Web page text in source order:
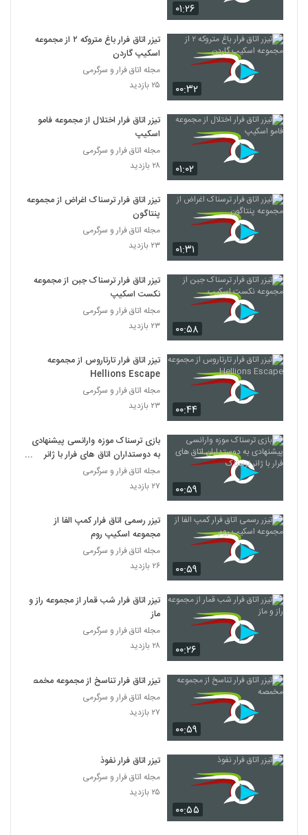
۰۱:۲۶
۰۰:۳۲
تیزر اتاق فرار باغ متروکه ۲ از مجموعه
اسکیپ گاردن
مجله اتاق فرار و سرگرمی
۲۵ بازدید
۰۱:۰۲
تیزر اتاق فرار اختلال از مجموعه فامو
اسکیپ
مجله اتاق فرار و سرگرمی
۲۸ بازدید
۰۱:۳۱
تیزر اتاق فرار ترسناک اغراض از مجموعه
پنتاگون
مجله اتاق فرار و سرگرمی
۲۳ بازدید
۰۰:۵۸
تیزر اتاق فرار ترسناک جبن از مجموعه
نکست اسکیپ
مجله اتاق فرار و سرگرمی
۲۳ بازدید
۰۰:۴۴
تیزر اتاق فرار تارتاروس از مجموعه
Hellions Escape
مجله اتاق فرار و سرگرمی
۲۳ بازدید
۰۰:۵۹
بازی ترسناک موزه وارانسی پیشنهادی
به دوستداران اتاق های فرار با ژانر
ترسناک
مجله اتاق فرار و سرگرمی
۲۷ بازدید
۰۰:۵۹
تیزر رسمی اتاق فرار کمپ الفا از
مجموعه اسکیپ روم
مجله اتاق فرار و سرگرمی
۲۶ بازدید
۰۰:۲۶
تیزر اتاق فرار شب قمار از مجموعه راز و
ماز
مجله اتاق فرار و سرگرمی
۲۸ بازدید
۰۰:۵۹
تیزر اتاق فرار تناسخ از مجموعه مخمصه
مجله اتاق فرار و سرگرمی
۲۷ بازدید
۰۰:۵۵
تیزر اتاق فرار نفوذ
مجله اتاق فرار و سرگرمی
۲۵ بازدید